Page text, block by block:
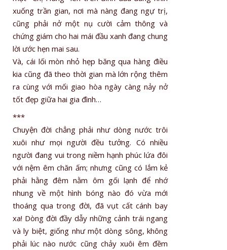
xuống trần gian, nơi mà nàng đang ngự trị,
cũng phải nở một nụ cười cảm thông và
chứng giám cho hai mái đầu xanh đang chung
lời ước hẹn mai sau.
Và, cái lối mòn nhỏ hẹp băng qua hàng điều
kia cũng đã theo thời gian mà lớn rộng thêm
ra cùng với mối giao hòa ngày càng nảy nở
tốt đẹp giữa hai gia đình…
***
Chuyện đời chẳng phải như dòng nước trôi
xuôi như mọi người đều tưởng. Có nhiều
người đang vui trong niềm hạnh phúc lứa đôi
với nệm êm chăn ấm; nhưng cũng có lắm kẻ
phải hằng đêm nằm ôm gối lạnh để nhớ
nhung về một hình bóng nào đó vừa mới
thoáng qua trong đời, đã vụt cất cánh bay
xa! Dòng đời đầy dẫy những cảnh trái ngang
và ly biệt, giống như một dòng sông, không
phải lúc nào nước cũng chảy xuôi êm đềm